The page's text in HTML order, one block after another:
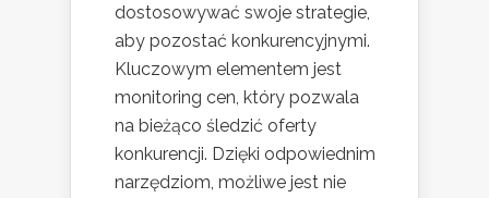
dostosowywać swoje strategie,
aby pozostać konkurencyjnymi.
Kluczowym elementem jest
monitoring cen, który pozwala
na bieżąco śledzić oferty
konkurencji. Dzięki odpowiednim
narzędziom, możliwe jest nie